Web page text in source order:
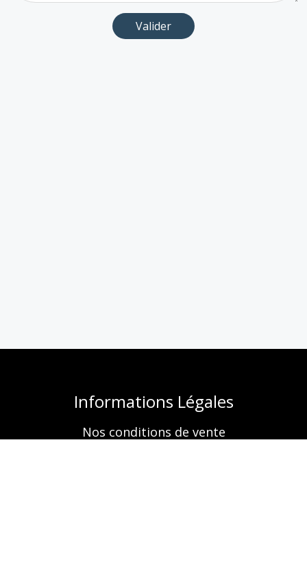
Informations Légales
Nos conditions de vente